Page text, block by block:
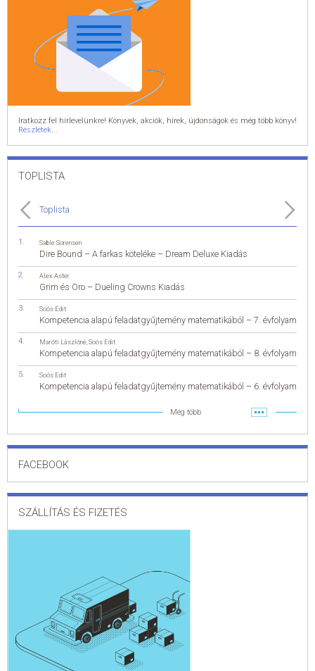
Iratkozz fel hírlevelünkre! Könyvek, akciók, hírek, újdonságok és még több könyv!
Részletek...
TOPLISTA
Toplista
Sable Sorensen
Dire Bound – A farkas köteléke – Dream Deluxe Kiadás
Alex Aster
Grim és Oro – Dueling Crowns Kiadás
Soós Edit
Kompetencia alapú feladatgyűjtemény matematikából – 7. évfolyam
Maróti Lászlóné Soós Edit
Kompetencia alapú feladatgyűjtemény matematikából – 8. évfolyam
Soós Edit
Kompetencia alapú feladatgyűjtemény matematikából – 6. évfolyam
Még több
FACEBOOK
SZÁLLÍTÁS ÉS FIZETÉS